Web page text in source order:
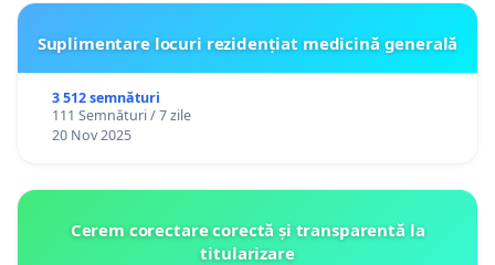
Suplimentare locuri rezidențiat medicină generală
3 512 semnături
111 Semnături / 7 zile
20 Nov 2025
Cerem corectare corectă și transparentă la
titularizare